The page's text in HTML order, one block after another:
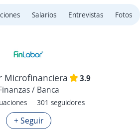
Salarios Entrevistas Fotos
Microfinanciera
3.9
/ Banca
301 seguidores
+ Seguir